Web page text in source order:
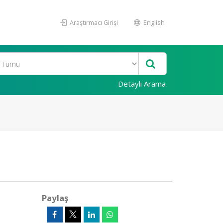
Araştırmacı Girişi English
Detaylı Arama
Paylaş